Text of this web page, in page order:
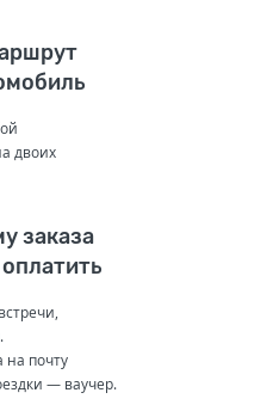
двоих
заказа
на почту
— ваучер.